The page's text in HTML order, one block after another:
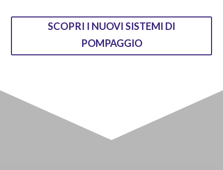
SCOPRI I NUOVI SISTEMI DI
POMPAGGIO